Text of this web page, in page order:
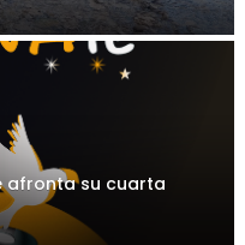
afronta su cuarta